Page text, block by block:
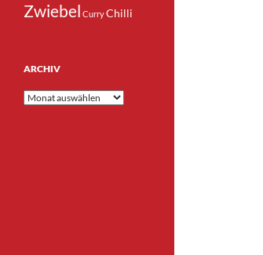
Zwiebel CurryChilli
ARCHIV
Archiv